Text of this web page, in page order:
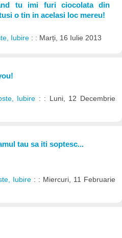
tu imi furi ciocolata din
o tin in acelasi loc mereu!
Iubire : : Marți, 16 Iulie 2013
Iubire : : Luni, 12 Decembrie
tau sa iti soptesc...
Iubire : : Miercuri, 11 Februarie